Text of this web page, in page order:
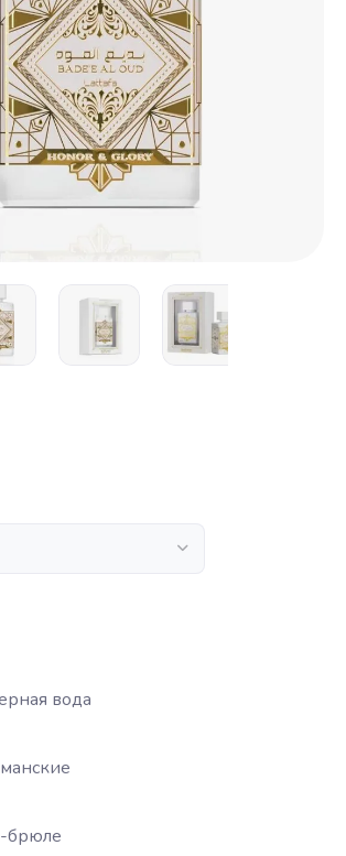
вода
брюле